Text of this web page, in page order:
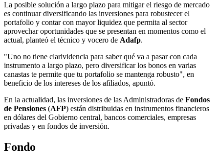
La posible solución a largo plazo para mitigar el riesgo de mercado
es continuar diversificando las inversiones para robustecer el
portafolio y contar con mayor liquidez que permita al sector
aprovechar oportunidades que se presentan en momentos como el
actual, planteó el técnico y vocero de Adafp.
"Uno no tiene clarividencia para saber qué va a pasar con cada
instrumento a largo plazo, pero diversificar los bonos en varias
canastas te permite que tu portafolio se mantenga robusto", en
beneficio de los intereses de los afiliados, apuntó.
En la actualidad, las inversiones de las Administradoras de Fondos
de Pensiones (AFP) están distribuidas en instrumentos financieros
en dólares del Gobierno central, bancos comerciales, empresas
privadas y en fondos de inversión.
Fondo